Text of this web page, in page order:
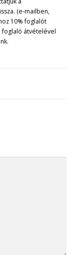
(e-mailben,
10% foglalót
foglaló átvételével